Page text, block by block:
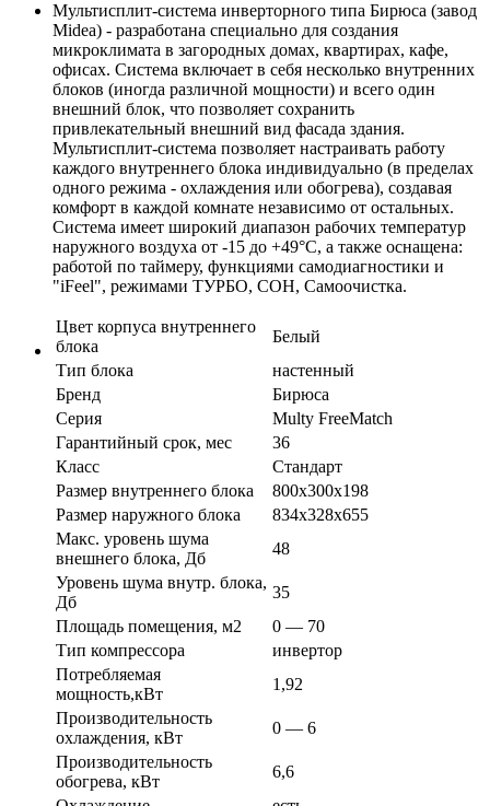
Мультисплит-система инверторного типа Бирюса (завод
Midea) - разработана специально для создания
микроклимата в загородных домах, квартирах, кафе,
офисах. Система включает в себя несколько внутренних
блоков (иногда различной мощности) и всего один
внешний блок, что позволяет сохранить
привлекательный внешний вид фасада здания.
Мультисплит-система позволяет настраивать работу
каждого внутреннего блока индивидуально (в пределах
одного режима - охлаждения или обогрева), создавая
комфорт в каждой комнате независимо от остальных.
Система имеет широкий диапазон рабочих температур
наружного воздуха от -15 до +49°С, а также оснащена:
работой по таймеру, функциями самодиагностики и
"iFeel", режимами ТУРБО, СОН, Самоочистка.
Цвет корпуса внутреннего
блока
Белый
Тип блока
настенный
Бренд
Бирюса
Серия
Multy FreeMatch
Гарантийный срок, мес
36
Класс
Стандарт
Размер внутреннего блока
800х300х198
Размер наружного блока
834х328х655
Макс. уровень шума
внешнего блока, Дб
48
Уровень шума внутр. блока,
Дб
35
Площадь помещения, м2
0 — 70
Тип компрессора
инвертор
Потребляемая
мощность,кВт
1,92
Производительность
охлаждения, кВт
0 — 6
Производительность
обогрева, кВт
6,6